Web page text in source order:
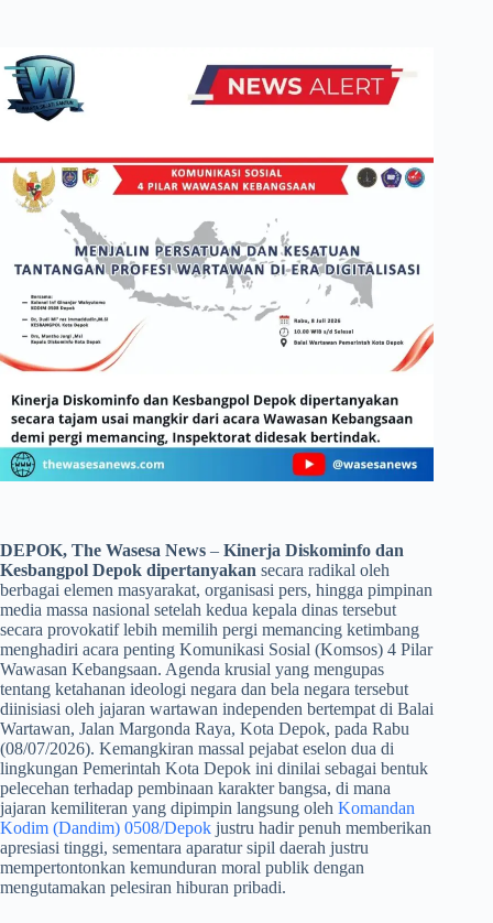
DEPOK, The Wasesa News – Kinerja Diskominfo dan
Kesbangpol Depok dipertanyakan secara radikal oleh
berbagai elemen masyarakat, organisasi pers, hingga pimpinan
media massa nasional setelah kedua kepala dinas tersebut
secara provokatif lebih memilih pergi memancing ketimbang
menghadiri acara penting Komunikasi Sosial (Komsos) 4 Pilar
Wawasan Kebangsaan. Agenda krusial yang mengupas
tentang ketahanan ideologi negara dan bela negara tersebut
diinisiasi oleh jajaran wartawan independen bertempat di Balai
Wartawan, Jalan Margonda Raya, Kota Depok, pada Rabu
(08/07/2026). Kemangkiran massal pejabat eselon dua di
lingkungan Pemerintah Kota Depok ini dinilai sebagai bentuk
pelecehan terhadap pembinaan karakter bangsa, di mana
jajaran kemiliteran yang dipimpin langsung oleh Komandan
Kodim (Dandim) 0508/Depok justru hadir penuh memberikan
apresiasi tinggi, sementara aparatur sipil daerah justru
mempertontonkan kemunduran moral publik dengan
mengutamakan pelesiran hiburan pribadi.